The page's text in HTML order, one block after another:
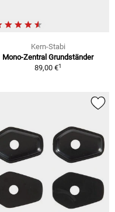
Kern-Stabi
Mono-Zentral Grundständer
89,00 €1